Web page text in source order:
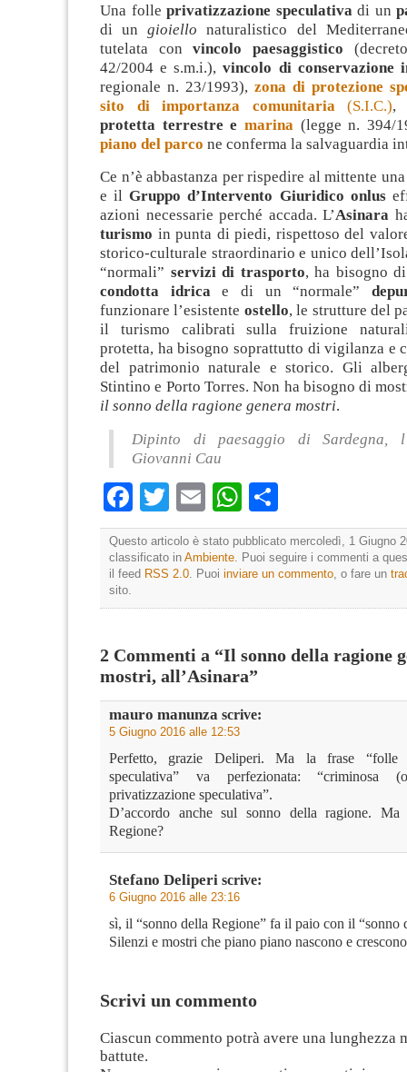
Una folleprivatizzazione speculativa di un
di ungioiello naturalistico del
tutelata convincolo paesaggistico
42/2004 e s.m.i.),vincolo di conservazione
regionale n. 23/1993), zona di protezione
sito di importanza comunitaria (S.I.C.)
protetta terrestre e marina (legge n. 394/
piano del parco ne conferma la salvaguardia
Ce n’è abbastanza per rispedire al mittente
e ilGruppo d’Intervento Giuridico onlus
azioni necessarie perché accada. L’Asinara
turismo in punta di piedi, rispettoso del
storico-culturale straordinario e unico
“normali” servizi di trasporto, ha bisogno
condotta idricae di un “normale”
funzionare l’esistente ostello, le strutture del
il turismo calibrati sulla fruizione
protetta, ha bisogno soprattutto di vigilanza e
del patrimonio naturale e storico. Gli
Stintino e Porto Torres. Non ha bisogno di
il sonno della ragione genera mostri.
Dipinto di paesaggio di Sardegna,
Giovanni Cau
Facebook
TwitterEmailWhatsApp
Questo articolo è stato pubblicato mercoledì, 1 Giugno
classificato in Ambiente . Puoi seguire i commenti a
il feed RSS 2.0 . Puoi inviare un commento , o fare un
sito.
2 Commenti a “Il sonno della ragione
mostri, all’Asinara”
mauro manunza scrive:
5 Giugno 2016 alle 12:53
Perfetto, grazie Deliperi. Ma la frase “folle
speculativa” va perfezionata: “criminosa
privatizzazione speculativa”.
D’accordo anche sul sonno della ragione.
Regione?
Stefano Deliperi scrive:
6 Giugno 2016 alle 23:16
sì, il “sonno della Regione” fa il paio con il “sonno
Silenzi e mostri che piano piano nascono e
Scrivi un commento
Ciascun commento potrà avere una lunghezza
battute.